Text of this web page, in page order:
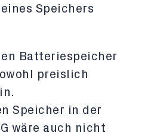
Speichers
Batteriespeicher
preislich
Speicher in der
wäre auch nicht